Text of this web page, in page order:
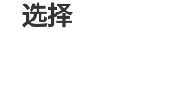
选择